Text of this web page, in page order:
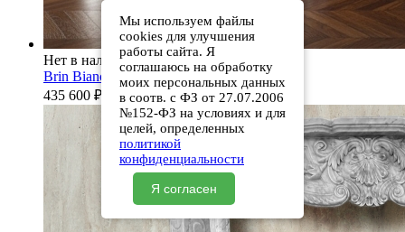
Нет в наличии
Brin Bianco Extra
435 600 ₽
Мы используем файлы
cookies для улучшения
работы сайта. Я
соглашаюсь на обработку
моих персональных данных
в соотв. с ФЗ от 27.07.2006
№152-ФЗ на условиях и для
целей, определенных
политикой
конфиденциальности
Я согласен